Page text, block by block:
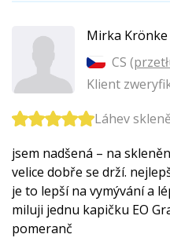
Mirka Krönke
CS (
Klient
Láhev
jsem nadšená – na
velice dobře se drží.
je to lepší na vymývání a
miluji jednu kapičku EO
pomeranč